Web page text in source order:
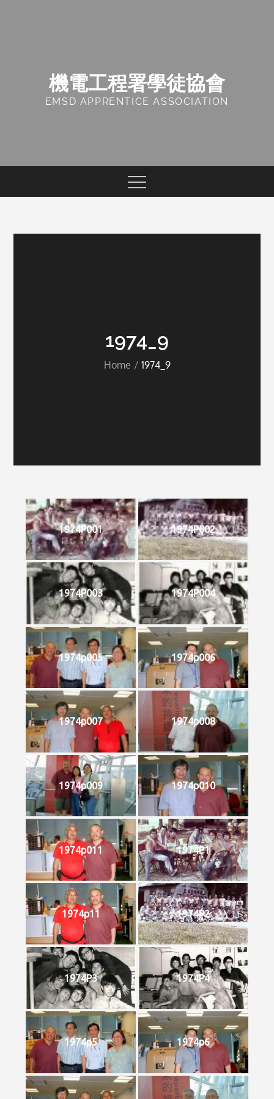
機電工程署學徒協會
EMSD APPRENTICE ASSOCIATION
1974_9
Home 1974_9
1974P001 1974P002
1974P003 1974P004
1974p005 1974p006
1974p007 1974p008
1974p009 1974p010
1974p011 1974P1
1974p11 1974P2
1974P3 1974P4
1974p5 1974p6